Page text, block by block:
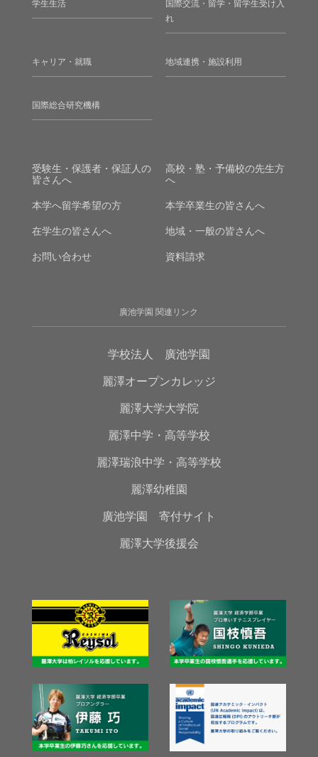
学生生活
国際交流・留学・留学生受け入
れ
キャリア・就職 地域連携・施設利用
国際総合研究機構
受験生・保護者・保証人の
皆さんへ
高校・塾・予備校の先生方
へ
本学へ留学希望の方 本学卒業生の皆さんへ
在学生の皆さんへ 地域・一般の皆さんへ
お問い合わせ 資料請求
廣池学園 関連リンク
学校法人 廣池学園
麗澤オープンカレッジ
麗澤大学大学院
麗澤中学・高等学校
麗澤瑞浪中学・高等学校
麗澤幼稚園
廣池学園 寄付サイト
麗澤大学後援会